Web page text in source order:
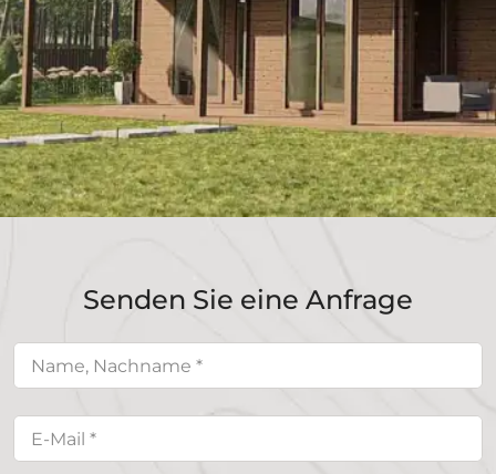
Senden Sie eine Anfrage